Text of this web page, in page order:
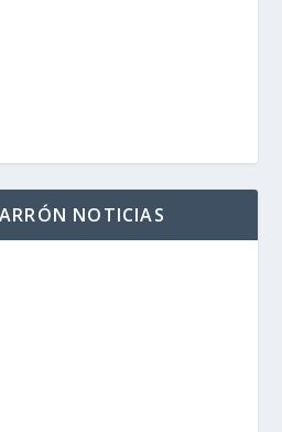
NOTICIAS